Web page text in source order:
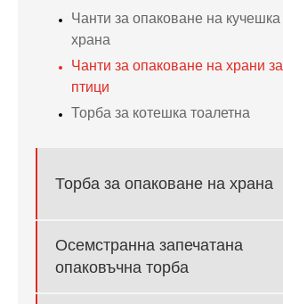
Чанти за опаковане на кучешка
храна
Чанти за опаковане на храни за
птици
Торба за котешка тоалетна
Торба за опаковане на храна
Осемстранна запечатана
опаковъчна торба